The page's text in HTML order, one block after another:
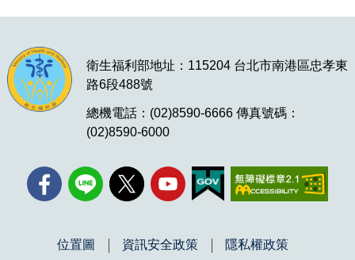
衛生福利部地址：115204 台北市南港區忠孝東
路6段488號
總機電話：(02)8590-6666 傳真號碼：
(02)8590-6000
位置圖 資訊安全政策 隱私權政策